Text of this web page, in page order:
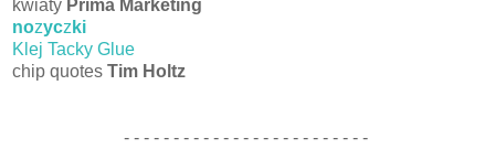
kwiaty Prima Marketing
nozycz ki
Klej Tacky Glue
chip quotes Tim Holtz
- - - - - - - - - - - - - - - - - - - - - - - - -